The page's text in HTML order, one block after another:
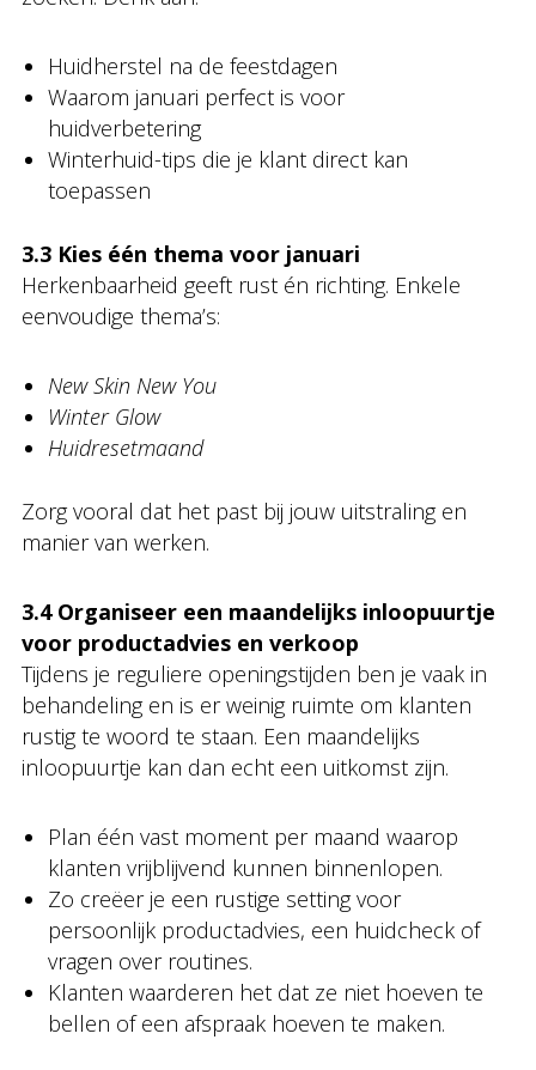
Huidherstel na de feestdagen
Waarom januari perfect is voor
huidverbetering
Winterhuid-tips die je klant direct kan
toepassen
3.3 Kies één thema voor januari
Herkenbaarheid geeft rust én richting. Enkele
eenvoudige thema’s:
New Skin New You
Winter Glow
Huidreset­maand
Zorg vooral dat het past bij jouw uitstraling en
manier van werken.
3.4 Organiseer een maandelijks inloopuurtje
voor productadvies en verkoop
Tijdens je reguliere openingstijden ben je vaak in
behandeling en is er weinig ruimte om klanten
rustig te woord te staan. Een maandelijks
inloopuurtje kan dan echt een uitkomst zijn.
Plan één vast moment per maand waarop
klanten vrijblijvend kunnen binnenlopen.
Zo creëer je een rustige setting voor
persoonlijk productadvies, een huidcheck of
vragen over routines.
Klanten waarderen het dat ze niet hoeven te
bellen of een afspraak hoeven te maken.